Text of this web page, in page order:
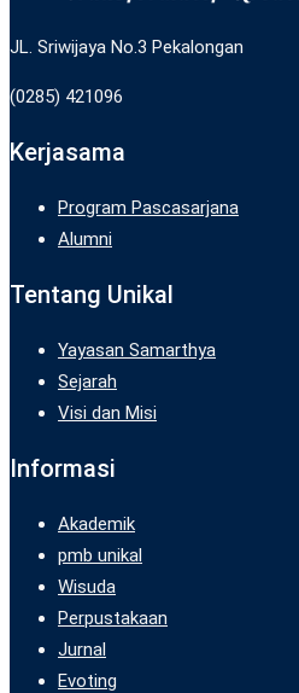
JL. Sriwijaya No.3 Pekalongan
(0285) 421096
Kerjasama
Program Pascasarjana
Alumni
Tentang Unikal
Yayasan Samarthya
Sejarah
Visi dan Misi
Informasi
Akademik
pmb unikal
Wisuda
Perpustakaan
Jurnal
Evoting